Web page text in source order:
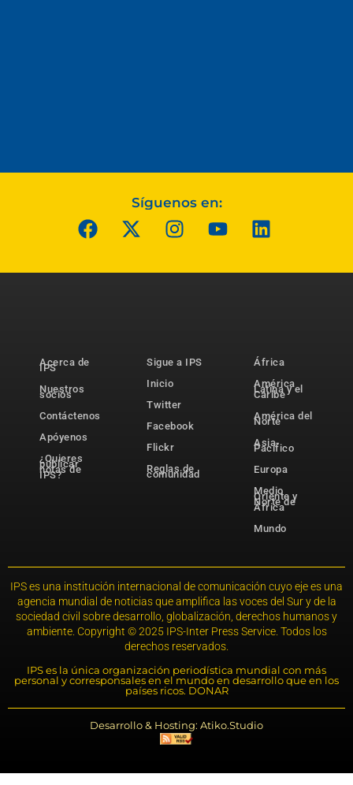
Síguenos en:
Acerca de
IPS
Nuestros
socios
Contáctenos
Apóyenos
¿Quieres
publicar
notas de
IPS?
Sigue a IPS
Inicio
Twitter
Facebook
Flickr
Reglas de
comunidad
África
América
Latina y el
Caribe
América del
Norte
Asia-
Pacífico
Europa
Medio
Oriente y
Norte de
África
Mundo
IPS es una institución internacional de comunicación cuyo eje es una
agencia mundial de noticias que amplifica las voces del Sur y de la
sociedad civil sobre desarrollo, globalización, derechos humanos y
ambiente. Copyright © 2025 IPS-Inter Press Service. Todos los
derechos reservados.
IPS es la única organización periodística mundial con más
personal y corresponsales en el mundo en desarrollo que en los
países ricos. DONAR
Desarrollo & Hosting: Atiko.Studio